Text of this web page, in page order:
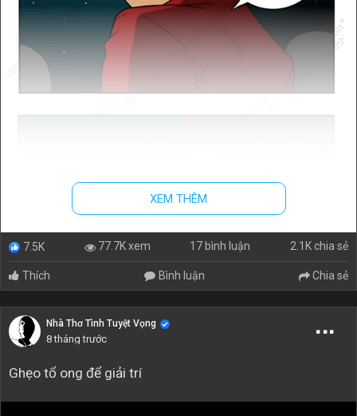
XEM THÊM
7.5K 77.7K xem 17 bình luận 2.1K chia sẻ
Thích Bình luận Chia sẻ
Nhà Thơ Tình Tuyệt Vọng
8 tháng trước
Ghẹo tổ ong để giải trí